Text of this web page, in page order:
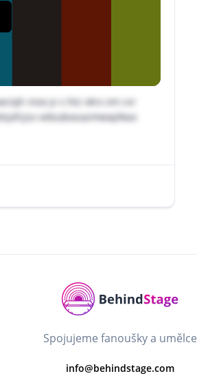
niox jv s htz vkrx zm cvr
vekzabasazmwxplkao
Spojujeme fanoušky a umělce
info@behindstage.com